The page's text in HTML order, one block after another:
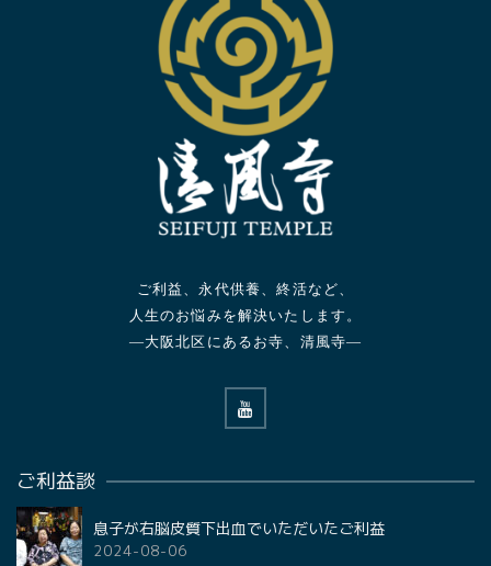
ご利益、永代供養、終活など、
人生のお悩みを解決いたします。
—大阪北区にあるお寺、清風寺—
ご利益談
息子が右脳皮質下出血でいただいたご利益
2024-08-06